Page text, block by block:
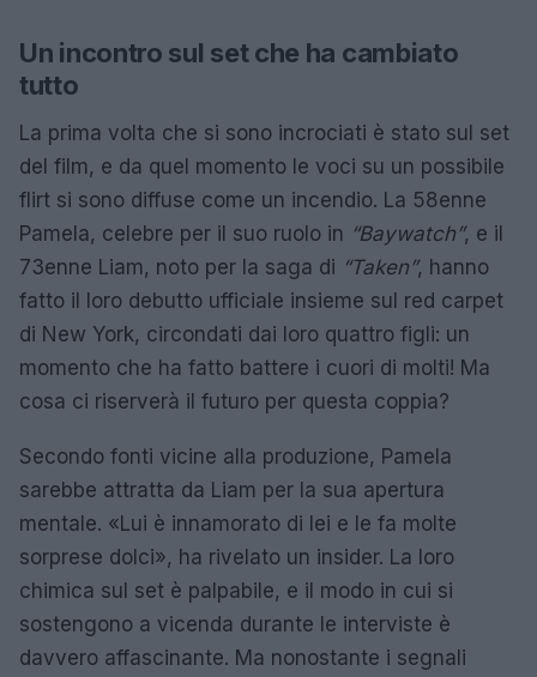
Un incontro sul set che ha cambiato
tutto
La prima volta che si sono incrociati è stato sul set
del film, e da quel momento le voci su un possibile
flirt si sono diffuse come un incendio. La 58enne
Pamela, celebre per il suo ruolo in “Baywatch”, e il
73enne Liam, noto per la saga di “Taken”, hanno
fatto il loro debutto ufficiale insieme sul red carpet
di New York, circondati dai loro quattro figli: un
momento che ha fatto battere i cuori di molti! Ma
cosa ci riserverà il futuro per questa coppia?
Secondo fonti vicine alla produzione, Pamela
sarebbe attratta da Liam per la sua apertura
mentale. «Lui è innamorato di lei e le fa molte
sorprese dolci», ha rivelato un insider. La loro
chimica sul set è palpabile, e il modo in cui si
sostengono a vicenda durante le interviste è
davvero affascinante. Ma nonostante i segnali